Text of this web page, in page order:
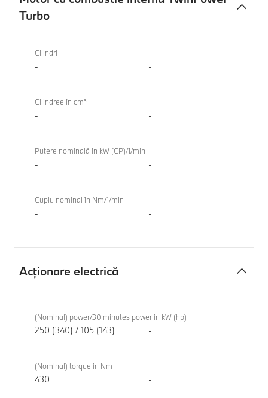
Turbo
combustie
Turbo
eDrive40
Gran
Cilindri
- -
Cilindree în cm³
- -
Putere nominală în kW (CP)/1/min
- -
Cuplu nominal în Nm/1/min
- -
Acţionare electrică
electrică
eDrive40
Gran
(Nominal) power/30 minutes power in kW (hp)
250 (340) / 105 (143) -
(Nominal) torque in Nm
430 -